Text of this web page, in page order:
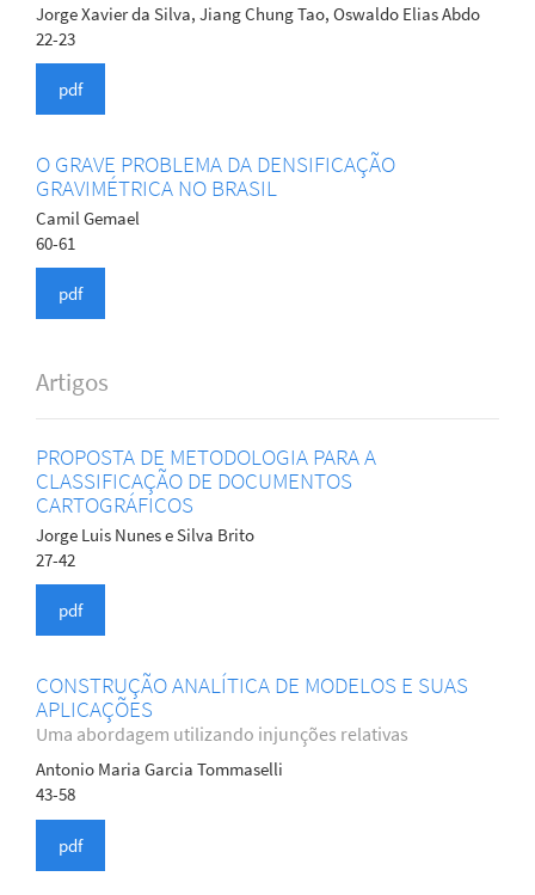
Jorge Xavier da Silva, Jiang Chung Tao, Oswaldo Elias Abdo
22-23
pdf
O GRAVE PROBLEMA DA DENSIFICAÇÃO
GRAVIMÉTRICA NO BRASIL
Camil Gemael
60-61
pdf
Artigos
PROPOSTA DE METODOLOGIA PARA A
CLASSIFICAÇÃO DE DOCUMENTOS
CARTOGRÁFICOS
Jorge Luis Nunes e Silva Brito
27-42
pdf
CONSTRUÇÃO ANALÍTICA DE MODELOS E SUAS
APLICAÇÕES
Uma abordagem utilizando injunções relativas
Antonio Maria Garcia Tommaselli
43-58
pdf